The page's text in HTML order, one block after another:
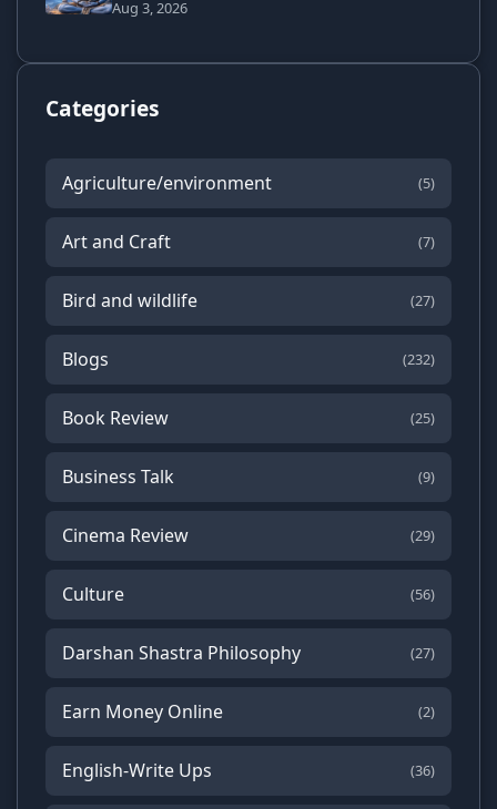
Aug 3, 2026
Categories
Agriculture/environment (5)
Art and Craft (7)
Bird and wildlife (27)
Blogs (232)
Book Review (25)
Business Talk (9)
Cinema Review (29)
Culture (56)
Darshan Shastra Philosophy (27)
Earn Money Online (2)
English-Write Ups (36)